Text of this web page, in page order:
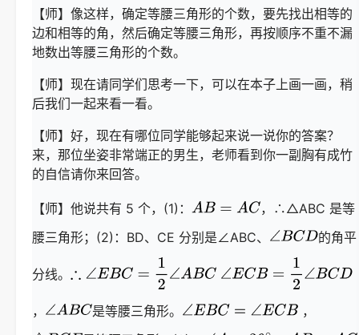
【师】像这样，确定等腰三角形的个数，要先找出相等的
边和相等的角，然后确定等腰三角形，再按顺序不重不漏
地数出等腰三角形的个数。
【师】现在请同学们思考一下，可以在本子上画一画，稍
后我们一起来看一看。
【师】好，现在有哪位同学能够起来说一说你的答案？
来，那位坐姿非常端正的男生，老师看到你一副胸有成竹
的自信请你来回答。
【师】他说共有 5 个，(1)：
，∴△ABC 是等
腰三角形；(2)：BD、CE 分别是∠ABC、
的角平
分线。
， 是等腰三角形。
，